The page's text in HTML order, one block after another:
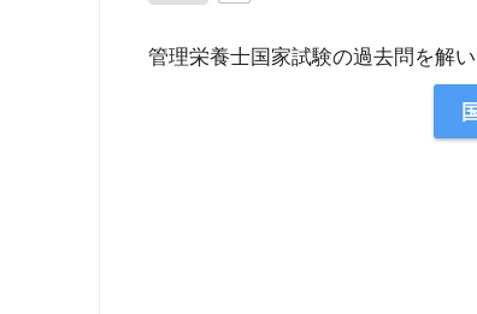
管理栄養士国家試験の過去問を解